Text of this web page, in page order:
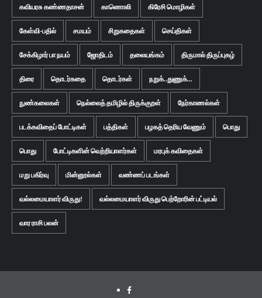
கவியரசு கண்ணதாசன் காணொலி கிரேசி மொழிகள்
கேள்வி-பதில் சமயம் சிறுகதைகள் செய்திகள்
சேக்கிழார் பா நயம் ஜோதிடம் தலையங்கம் திருமால் திருப்புகழ்
திரை தொடர்கதை தொடர்கள் நறுக்..துணுக்...
நுண்கலைகள் நெல்லைத் தமிழில் திருக்குறள் நேர்காணல்கள்
படக்கவிதைப் போட்டிகள் பத்திகள் பழகத் தெரிய வேணும் பொது
பொது போட்டிகளின் வெற்றியாளர்கள் மரபுக் கவிதைகள்
மறு பகிர்வு மின்னூல்கள் வண்ணப் படங்கள்
வல்லமையாளர் விருது! வல்லமையாளர் விருது பெற்றோரின் பட்டியல்
வார ராசி பலன்
Facebook